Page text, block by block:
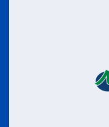
Fort Worth, TX